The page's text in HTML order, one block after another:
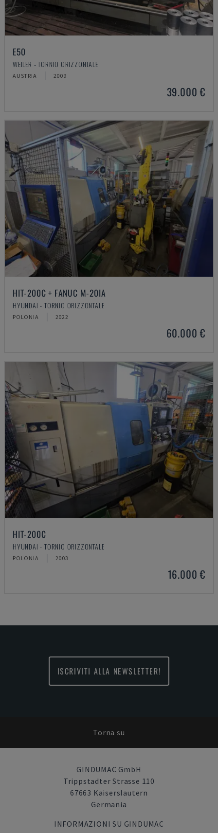
E50
WEILER - TORNIO ORIZZONTALE
AUSTRIA 2009
39.000 €
HIT-200C + FANUC M-20IA
HYUNDAI - TORNIO ORIZZONTALE
POLONIA 2022
60.000 €
HIT-200C
HYUNDAI - TORNIO ORIZZONTALE
POLONIA 2003
16.000 €
ISCRIVITI ALLA NEWSLETTER!
Torna su
GINDUMAC GmbH
Trippstadter Strasse 110
67663 Kaiserslautern
Germania
INFORMAZIONI SU GINDUMAC